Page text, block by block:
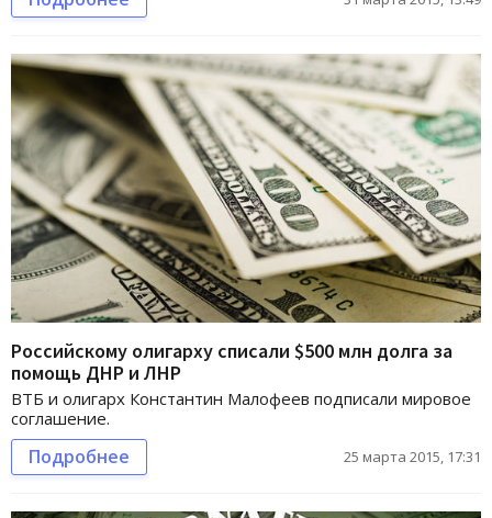
Российскому олигарху списали $500 млн долга за
помощь ДНР и ЛНР
ВТБ и олигарх Константин Малофеев подписали мировое
соглашение.
Подробнее 25 марта 2015, 17:31